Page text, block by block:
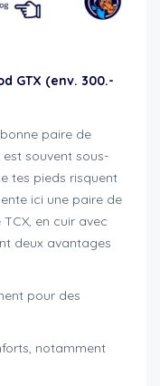
GTX (env. 300.-
paire de
souvent sous-
tes pieds risquent
ici une paire de
en cuir avec
deux avantages
pour des
notamment